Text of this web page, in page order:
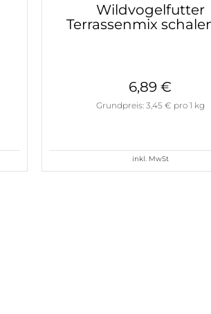
Wildvogelfutter
Terrassenmix
6,89 €
Grundpreis: 3,45 € pro 1 kg
inkl. MwSt